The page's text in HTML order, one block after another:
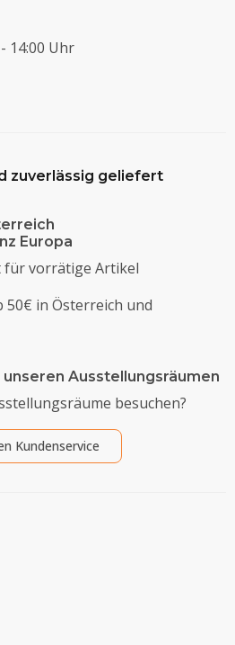
14:00 Uhr
zuverlässig geliefert
Europa
für vorrätige Artikel
50€ in Österreich und
Ausstellungsräumen
besuchen?
Kundenservice